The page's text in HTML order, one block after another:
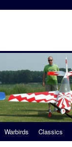
Warbirds Classics